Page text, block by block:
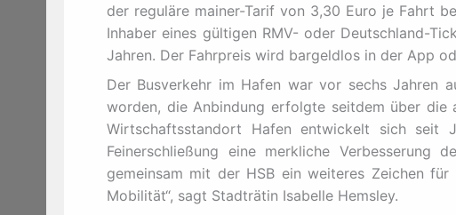
der reguläre mainer-Tarif von 3,30 Euro je Fahrt
Inhaber eines gültigen RMV- oder Deutschland-
Jahren. Der Fahrpreis wird bargeldlos in der App
Der Busverkehr im Hafen war vor sechs Jahren
worden, die Anbindung erfolgte seitdem über die
Wirtschaftsstandort Hafen entwickelt sich seit
Feinerschließung eine merkliche
gemeinsam mit der HSB ein weiteres Zeichen
Mobilität“, sagt Stadträtin Isabelle Hemsley.